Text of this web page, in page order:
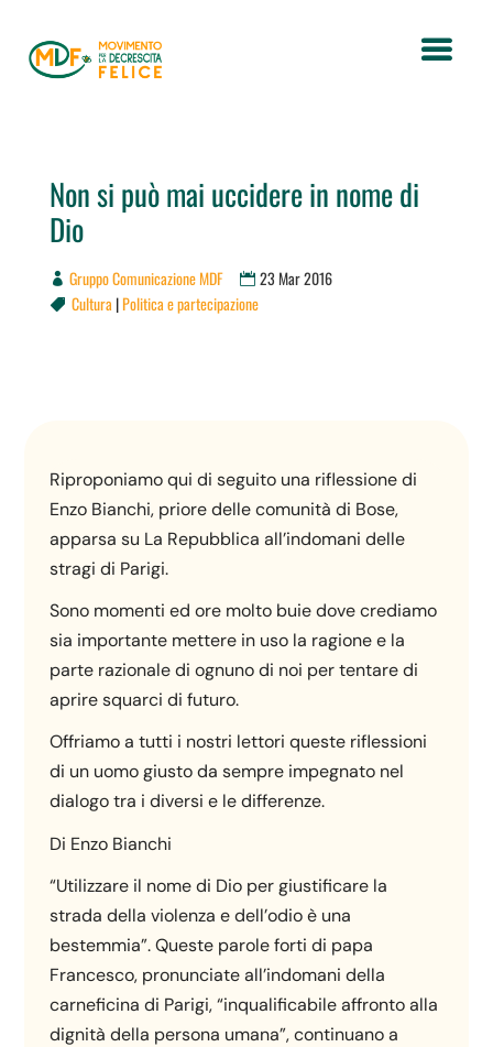
Non si può mai uccidere in nome di
Dio
Gruppo Comunicazione MDF 23 Mar 2016
 Cultura |Politica e partecipazione
Riproponiamo qui di seguito una riflessione di
Enzo Bianchi, priore delle comunità di Bose,
apparsa su La Repubblica all’indomani delle
stragi di Parigi.
Sono momenti ed ore molto buie dove crediamo
sia importante mettere in uso la ragione e la
parte razionale di ognuno di noi per tentare di
aprire squarci di futuro.
Offriamo a tutti i nostri lettori queste riflessioni
di un uomo giusto da sempre impegnato nel
dialogo tra i diversi e le differenze.
Di Enzo Bianchi
“Utilizzare il nome di Dio per giustificare la
strada della violenza e dell’odio è una
bestemmia”. Queste parole forti di papa
Francesco, pronunciate all’indomani della
carneficina di Parigi, “inqualificabile affronto alla
dignità della persona umana”, continuano a